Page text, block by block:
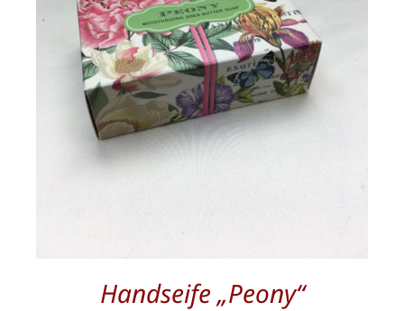
/ DETAILS
Handseife „Peony“